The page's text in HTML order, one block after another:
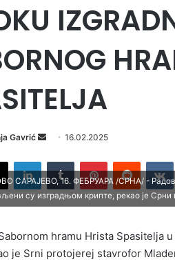
Gavrić
n
d
a
e
m
16.02.2025
САРАЈЕВО, 16. ФЕБРУАРА /СРНА/ -
су изградњом крипте, рекао је
hramu Hrista Spasitelja
je Srni protojerej stavrofor